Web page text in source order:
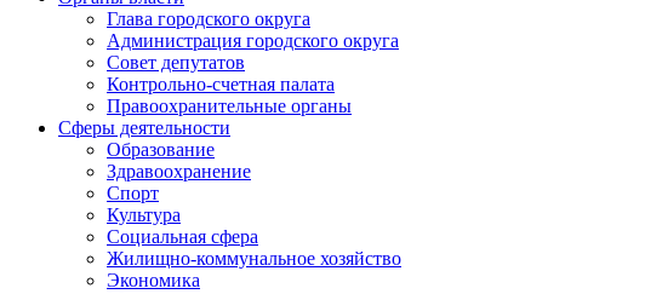
Глава городского округа
Администрация городcкого округа
Совет депутатов
Контрольно-счетная палата
Правоохранительные органы
Сферы деятельности
Образование
Здравоохранение
Спорт
Культура
Социальная сфера
Жилищно-коммунальное хозяйство
Экономика